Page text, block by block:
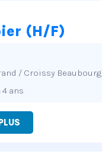
(H/F)
/ Croissy Beaubourg
4 ans